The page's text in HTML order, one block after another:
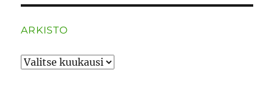
ARKISTO
ARKISTO